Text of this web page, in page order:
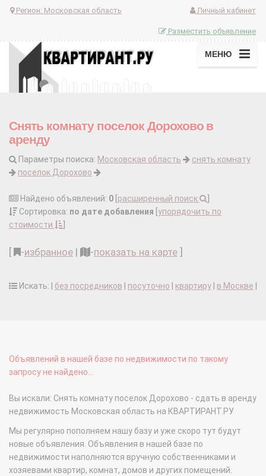
Регион: Московская область Личный кабинет
Разместить объявление
МЕНЮ
Снять комнату поселок Дорохово в
аренду
Параметры поиска: Московская область
снять комнату
поселок Дорохово
Найдено объявлений: 0 расширенный поиск
Сортировка: по дате добавления упорядочить по
стоимости
-избранное | -показать на карте
Искать: | без посредников посуточно квартиру в Москве
Объявлений в нашей базе по недвижимости по такому
запросу не найдено...
Вы искали: Снять комнату поселок Дорохово - сдать в аренду
недвижимость Московская область на КВАРТИРАНТ.РУ
Мы регулярно пополняем нашу базу и уже скоро тут будут
новые объявления. Объявления в нашей базе по
недвижимости наполняются вручную собственниками и
хозяевами квартир, комнат, домов и других помещений.